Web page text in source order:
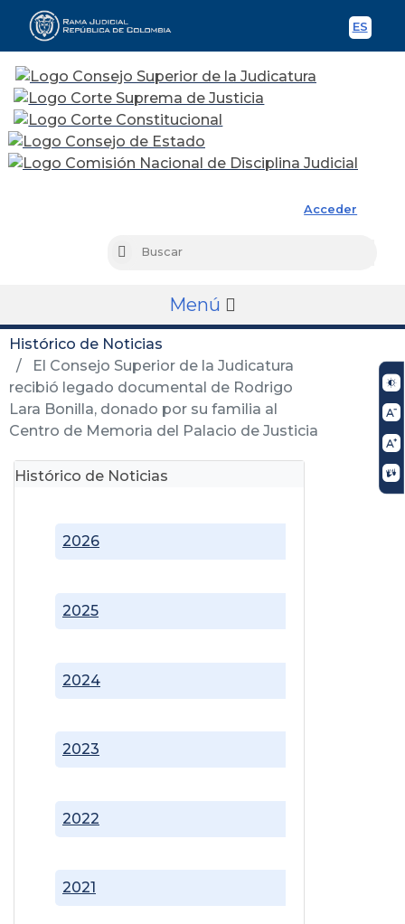
ES
Acceder
Buscar
Menú
Histórico de Noticias
El Consejo Superior de la Judicatura
recibió legado documental de Rodrigo
Lara Bonilla, donado por su familia al
Centro de Memoria del Palacio de Justicia
Histórico de Noticias
2021
2022
2023
2024
2025
2026